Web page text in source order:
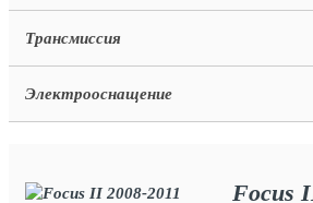
Трансмиссия
Электрооснащение
Focus